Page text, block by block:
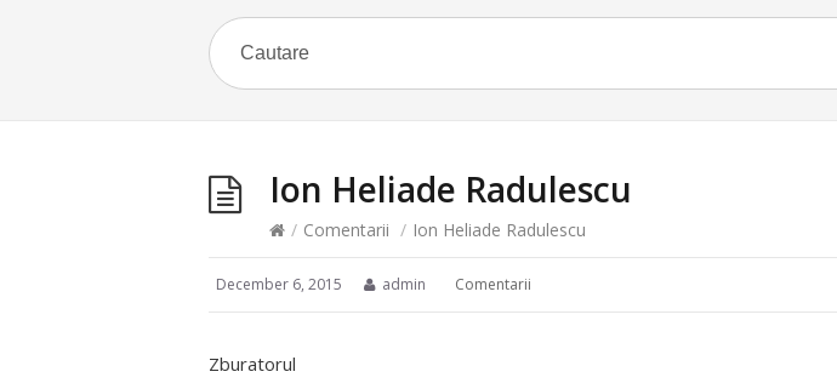
Ion Heliade Radulescu
/ Comentarii / Ion Heliade Radulescu
December 6, 2015 admin Comentarii
Zburatorul